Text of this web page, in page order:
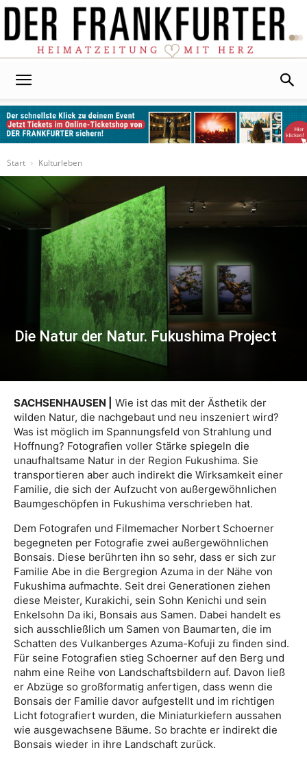
Start
Kulturleben
Die Natur der Natur. Fukushima Project
SACHSENHAUSEN |
Wie ist das mit der Ästhetik der
wilden Natur, die nachgebaut und neu inszeniert wird?
Was ist möglich im Spannungsfeld von Strahlung und
Hoffnung? Fotografien voller Stärke spiegeln die
unaufhaltsame Natur in der Region Fukushima. Sie
transportieren aber auch indirekt die Wirksamkeit einer
Familie, die sich der Aufzucht von außergewöhnlichen
Baumgeschöpfen in Fukushima verschrieben hat.
Dem Fotografen und Filmemacher Norbert Schoerner
begegneten per Fotografie zwei außergewöhnlichen
Bonsais. Diese berührten ihn so sehr, dass er sich zur
Familie Abe in die Bergregion Azuma in der Nähe von
Fukushima aufmachte. Seit drei Generationen ziehen
diese Meister, Kurakichi, sein Sohn Kenichi und sein
Enkelsohn Da iki, Bonsais aus Samen. Dabei handelt es
sich ausschließlich um Samen von Baumarten, die im
Schatten des Vulkanberges Azuma-Kofuji zu finden sind.
Für seine Fotografien stieg Schoerner auf den Berg und
nahm eine Reihe von Landschaftsbildern auf. Davon ließ
er Abzüge so großformatig anfertigen, dass wenn die
Bonsais der Familie davor aufgestellt und im richtigen
Licht fotografiert wurden, die Miniaturkiefern aussahen
wie ausgewachsene Bäume. So brachte er indirekt die
Bonsais wieder in ihre Landschaft zurück.